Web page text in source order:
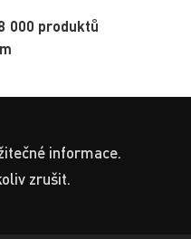
000 produktů
informace.
zrušit.